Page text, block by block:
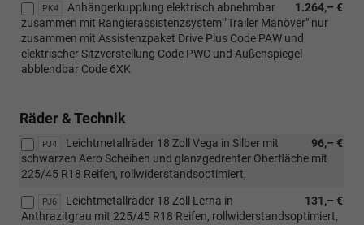
PK4 1.264,– €
Anhängerkupplung elektrisch abnehmbar
zusammen mit Rangierassistenzsystem "Trailer Manöver" nur
zusammen mit Assistenzpaket Drive Plus Code PAW und
elektrischer Sitzverstellung Code PWC und Außenspiegel
abblendbar Code 6XK
Räder & Technik
PJ4 96,– €
Leichtmetallräder 18 Zoll Vega in Silber mit
schwarzen Aero Scheiben und glanzgedrehter Oberfläche mit
225/45 R18 Reifen, rollwiderstandsoptimiert,
PJ6 131,– €
Leichtmetallräder 18 Zoll Lerna in
Anthrazitgrau mit 225/45 R18 Reifen, rollwiderstandsoptimiert,